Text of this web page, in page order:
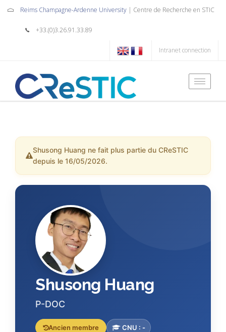
Reims Champagne-Ardenne University | Centre de Recherche en STIC
+33.(0)3.26.91.33.89
Intranet connection
Toggle
Shusong Huang ne fait plus partie du CReSTIC
depuis le 16/05/2026.
Shusong Huang
P-DOC
Ancien membre CNU : -